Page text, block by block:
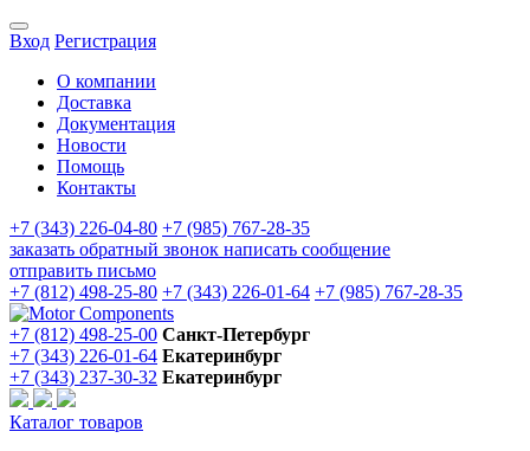
Вход Регистрация
О компании
Доставка
Документация
Новости
Помощь
Контакты
+7 (343) 226-04-80 +7 (985) 767-28-35
заказать обратный звонок написать сообщение
отправить письмо
+7 (812) 498-25-80 +7 (343) 226-01-64 +7 (985) 767-28-35
+7 (812) 498-25-00 Санкт-Петербург
+7 (343) 226-01-64 Екатеринбург
+7 (343) 237-30-32 Екатеринбург
Каталог товаров